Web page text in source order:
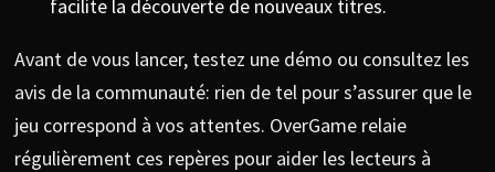
facilite la découverte de nouveaux titres.
Avant de vous lancer, testez une démo ou consultez les
avis de la communauté: rien de tel pour s’assurer que le
jeu correspond à vos attentes. OverGame relaie
régulièrement ces repères pour aider les lecteurs à